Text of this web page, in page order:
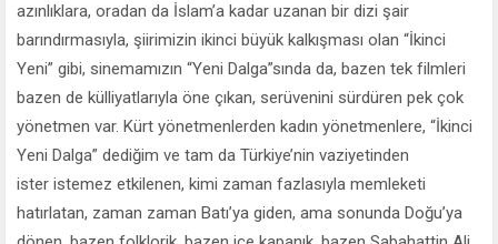
azınlıklara, oradan da İslam’a kadar uzanan bir dizi şair
barındırmasıyla, şiirimizin ikinci büyük kalkışması olan “İkinci
Yeni” gibi, sinemamızın “Yeni Dalga”sında da, bazen tek filmleri
bazen de külliyatlarıyla öne çıkan, serüvenini sürdüren pek çok
yönetmen var. Kürt yönetmenlerden kadın yönetmenlere, “İkinci
Yeni Dalga” dediğim ve tam da Türkiye’nin vaziyetinden
ister istemez etkilenen, kimi zaman fazlasıyla memleketi
hatırlatan, zaman zaman Batı’ya giden, ama sonunda Doğu’ya